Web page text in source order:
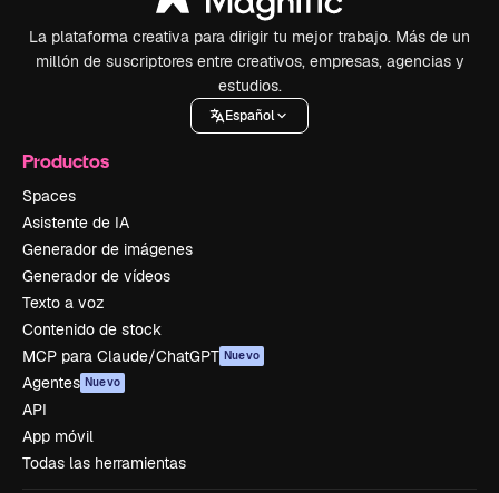
La plataforma creativa para dirigir tu mejor trabajo. Más de un
millón de suscriptores entre creativos, empresas, agencias y
estudios.
Español
Productos
Spaces
Asistente de IA
Generador de imágenes
Generador de vídeos
Texto a voz
Contenido de stock
MCP para Claude/ChatGPT Nuevo
Agentes Nuevo
API
App móvil
Todas las herramientas